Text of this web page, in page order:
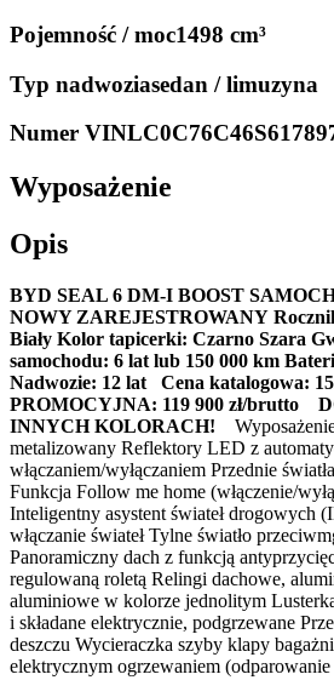
Pojemność / moc1498 cm³
Typ nadwoziasedan / limuzyna
Numer VIN
Wyposażenie
Opis
BYD SEAL 6 DM-I BOOST
NOWY ZAREJESTROWANY
Biały Kolor tapicerki: Czarno Szara
samochodu: 6 lat lub 150 000 km
Nadwozie: 12 lat
Cena katalogowa:
PROMOCYJNA: 119 900 zł/brutto
INNYCH KOLORACH!
metalizowany Reflektory LED z
włączaniem/wyłączaniem Przednie
Funkcja Follow me home (włączenie/
Inteligentny asystent świateł drogowych
włączanie świateł Tylne światło
Panoramiczny dach z funkcją
regulowaną roletą Relingi dachowe,
aluminiowe w kolorze jednolitym
i składane elektrycznie, podgrzewane
deszczu Wycieraczka szyby klapy
elektrycznym ogrzewaniem